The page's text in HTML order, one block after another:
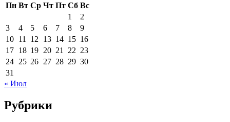
Пн Вт Ср Чт Пт Сб Вс
1
2
3
4 5 6 7 8
9
10 11 12 13 14 15 16
17 18 19 20 21 22 23
24 25 26 27 28 29 30
31
« Июл
Рубрики